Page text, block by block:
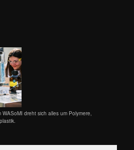
dreht sich alles um Polymere,